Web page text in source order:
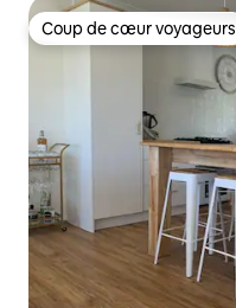
Coup de cœur voyageurs
Coup de cœur voyageurs